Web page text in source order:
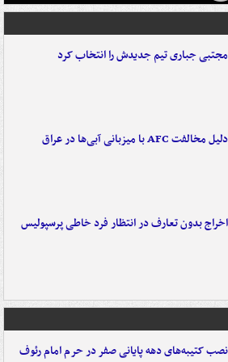
مجتبی جباری تیم جدیدش را انتخاب کرد
دلیل مخالفت AFC با میزبانی آبی‌ها در عراق
اخراج بدون تعارف در انتظار فرد خاطی پرسپولیس
نصب کتیبه‌های دهه پایانی صفر در حرم امام رئوف